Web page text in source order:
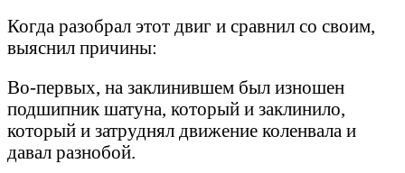
Когда разобрал этот двиг и сравнил со своим,
выяснил причины:
Во-первых, на заклинившем был изношен
подшипник шатуна, который и заклинило,
который и затруднял движение коленвала и
давал разнобой.